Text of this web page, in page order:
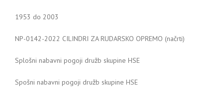
1953 do 2003
NP-0142-2022 CILINDRI ZA RUDARSKO OPREMO (načrti)
Splošni nabavni pogoji družb skupine HSE
Spošni nabavni pogoji družb skupine HSE